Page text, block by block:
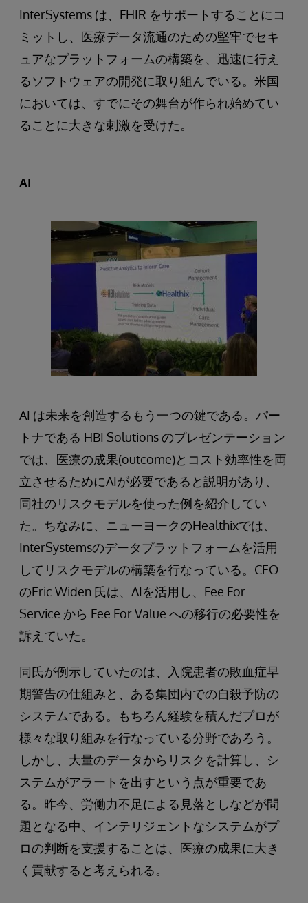
InterSystems は、FHIR をサポートすることにコ
ミットし、医療データ流通のための堅牢でセキ
ュアなプラットフォームの構築を、迅速に行え
るソフトウェアの開発に取り組んでいる。米国
においては、すでにその舞台が作られ始めてい
ることに大きな刺激を受けた。
AI
AI は未来を創造するもう一つの鍵である。パー
トナである HBI Solutions のプレゼンテーション
では、医療の成果(outcome)とコスト効率性を両
立させるためにAIが必要であると説明があり、
同社のリスクモデルを使った例を紹介してい
た。ちなみに、ニューヨークのHealthixでは、
InterSystemsのデータプラットフォームを活用
してリスクモデルの構築を行なっている。CEO
のEric Widen 氏は、AIを活用し、Fee For
Service から Fee For Value への移行の必要性を
訴えていた。
同氏が例示していたのは、入院患者の敗血症早
期警告の仕組みと、ある集団内での自殺予防の
システムである。もちろん経験を積んだプロが
様々な取り組みを行なっている分野であろう。
しかし、大量のデータからリスクを計算し、シ
ステムがアラートを出すという点が重要であ
る。昨今、労働力不足による見落としなどが問
題となる中、インテリジェントなシステムがプ
ロの判断を支援することは、医療の成果に大き
く貢献すると考えられる。